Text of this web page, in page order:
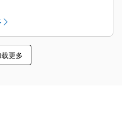
有一个可优化挖掘力的凹进
与 Cat 抓销式快速连接器配套
，可为铲斗提供更快的循环时
Cat 抓销式快速连接器还允许操
载更多